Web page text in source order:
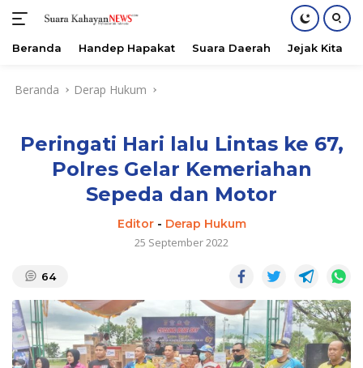
Beranda Handep Hapakat Suara Daerah Jejak Kita
Beranda Derap Hukum
Peringati Hari lalu Lintas ke 67,
Polres Gelar Kemeriahan
Sepeda dan Motor
Editor- Derap Hukum
25 September 2022
64